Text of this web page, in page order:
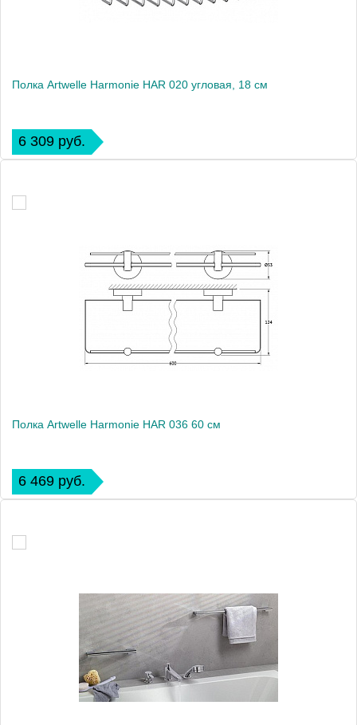
Полка Artwelle Harmonie HAR 020 угловая, 18 см
6 309 руб.
Полка Artwelle Harmonie HAR 036 60 см
6 469 руб.